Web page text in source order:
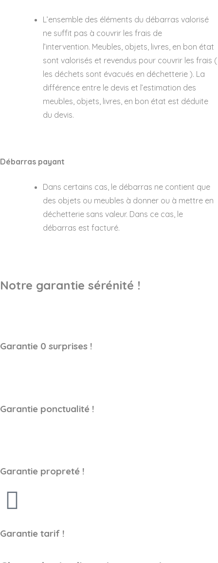
L’ensemble des éléments du débarras valorisé
ne suffit pas à couvrir les frais de
l’intervention. Meubles, objets, livres, en bon état
sont valorisés et revendus pour couvrir les frais (
les déchets sont évacués en déchetterie ). La
différence entre le devis et l’estimation des
meubles, objets, livres, en bon état est déduite
du devis.
Débarras payant
Dans certains cas, le débarras ne contient que
des objets ou meubles à donner ou à mettre en
déchetterie sans valeur. Dans ce cas, le
débarras est facturé.
Notre garantie sérénité !
Garantie 0 surprises !
Garantie ponctualité !
Garantie propreté !
Garantie tarif !